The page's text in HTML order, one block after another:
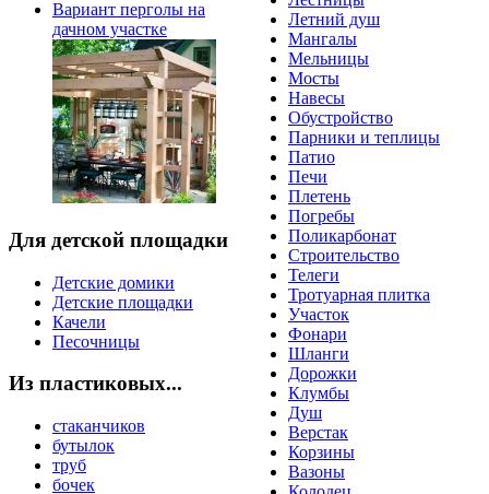
Вариант перголы на
дачном участке
Для детской площадки
Детские домики
Детские площадки
Качели
Песочницы
Из пластиковых...
стаканчиков
бутылок
труб
бочек
Летний душ
Мангалы
Мельницы
Мосты
Навесы
Обустройство
Парники и теплицы
Патио
Печи
Плетень
Погребы
Поликарбонат
Строительство
Телеги
Тротуарная плитка
Участок
Фонари
Шланги
Дорожки
Клумбы
Душ
Верстак
Корзины
Вазоны